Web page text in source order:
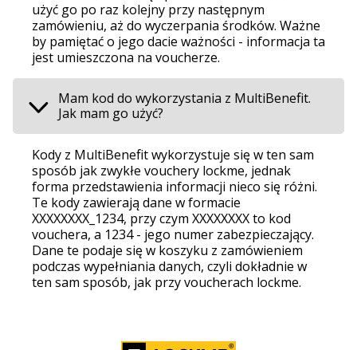
użyć go po raz kolejny przy następnym
zamówieniu, aż do wyczerpania środków. Ważne
by pamiętać o jego dacie ważności - informacja ta
jest umieszczona na voucherze.
Mam kod do wykorzystania z MultiBenefit.
Jak mam go użyć?
Kody z MultiBenefit wykorzystuje się w ten sam
sposób jak zwykłe vouchery lockme, jednak
forma przedstawienia informacji nieco się różni.
Te kody zawierają dane w formacie
XXXXXXXX_1234, przy czym XXXXXXXX to kod
vouchera, a 1234 - jego numer zabezpieczający.
Dane te podaje się w koszyku z zamówieniem
podczas wypełniania danych, czyli dokładnie w
ten sam sposób, jak przy voucherach lockme.